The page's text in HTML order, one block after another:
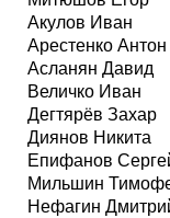
Акулов Иван
Арестенко Антон
Асланян Давид
Величко Иван
Дегтярёв Захар
Диянов Никита
Епифанов
Мильшин
Нефагин